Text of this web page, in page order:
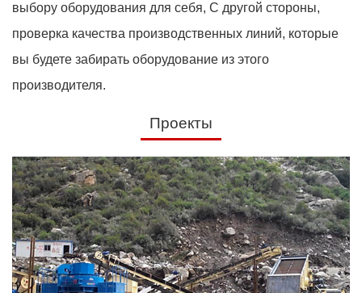
выбору оборудования для себя, С другой стороны,
проверка качества производственных линий, которые
вы будете забирать оборудование из этого
производителя.
Проекты